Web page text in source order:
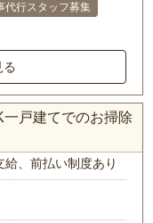
代行スタッフ募集
る
戸建てでのお掃除
給、前払い制度あり